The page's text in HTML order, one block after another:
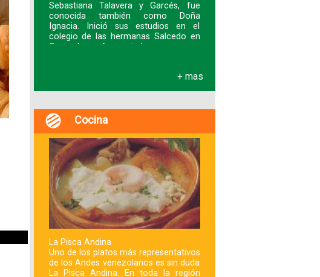
Sebastiana Talavera y Garcés, fue
conocida también como Doña
Ignacia. Inició sus estudios en el
colegio de las hermanas Salcedo en
Coro y luego fue enviad
+ mas
Cocina
La Pisca Andina
Uno de los platos más representativos
de los Andes venezolanos es sin duda
La Pisca Andina. En toda la región